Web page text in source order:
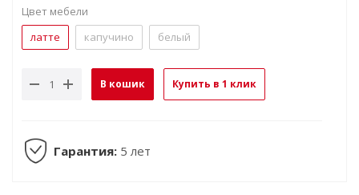
Цвет мебели
латте
капучино белый
В кошик Купить в 1 клик
Гарантия: 5 лет